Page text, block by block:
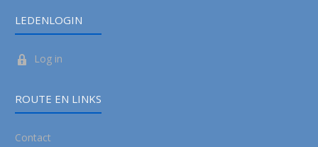
LEDENLOGIN
Log in
ROUTE EN LINKS
Contact